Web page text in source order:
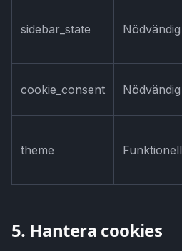
sidebar_state Nödvändig
cookie_consent Nödvändig
theme Funktionell
5. Hantera cookies